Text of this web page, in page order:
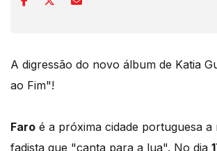
A digressão do novo álbum de Katia
ao Fim"!
Faro é a próxima cidade portuguesa a
fadista que "canta para a lua". No dia